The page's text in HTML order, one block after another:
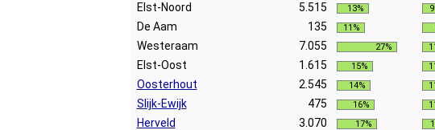
Elst-Noord 5.515 13%
De Aam 135 11%
Westeraam 7.055 27%
Elst-Oost 1.615 15%
Oosterhout 2.545 14%
Slijk-Ewijk 475 16%
Herveld 3.070 17%